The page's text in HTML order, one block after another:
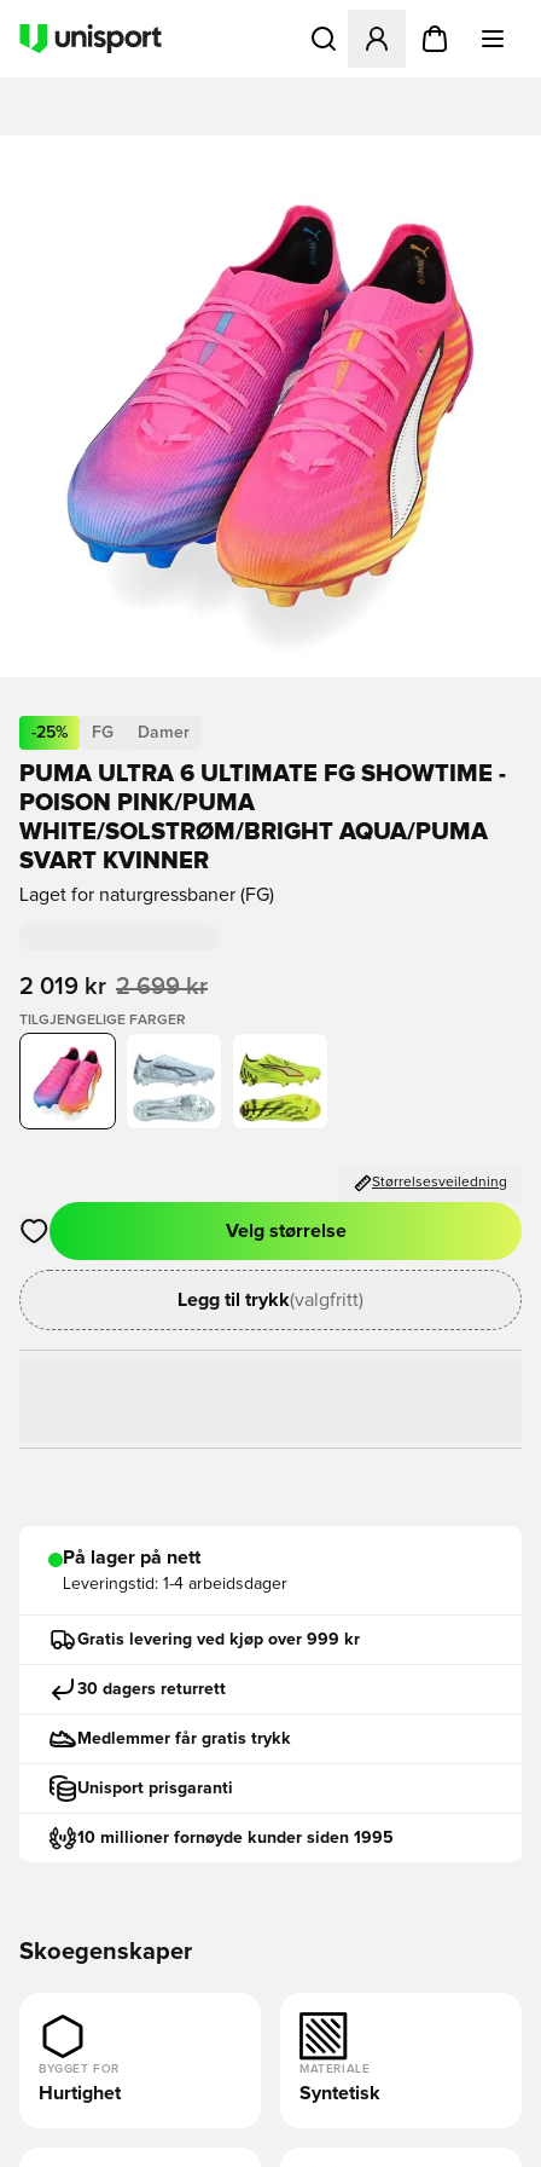
Åpner en Modal for å
-25% FG Damer
PUMA ULTRA 6 ULTIMATE FG SHOWTIME -
POISON PINK/PUMA
WHITE/SOLSTRØM/BRIGHT AQUA/PUMA
SVART KVINNER
Laget for naturgressbaner (FG)
2 019 kr 2 699 kr
TILGJENGELIGE FARGER
Størrelsesveiledning
Åpner en Modal for å logge inn eller registrere deg som
Velg størrelse
Legg til trykk(valgfritt)
På lager på nett
Leveringstid: 1-4 arbeidsdager
Gratis levering ved kjøp over 999 kr
30 dagers returrett
Medlemmer får gratis trykk
Unisport prisgaranti
10 millioner fornøyde kunder siden 1995
Skoegenskaper
BYGGET FOR
Hurtighet
MATERIALE
Syntetisk